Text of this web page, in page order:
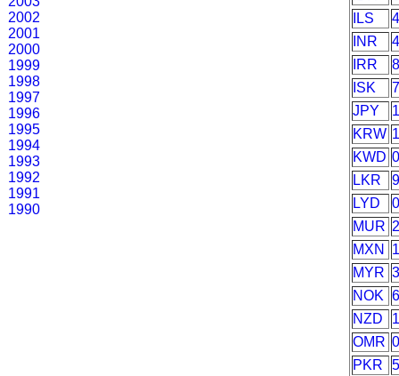
2002
2001
2000
1999
1998
1997
1996
1995
1994
1993
1992
1991
1990
ILS
INR
IRR
ISK
JPY
KRW
KWD
LKR
LYD
MUR
MXN
MYR
NOK
NZD
OMR
PKR